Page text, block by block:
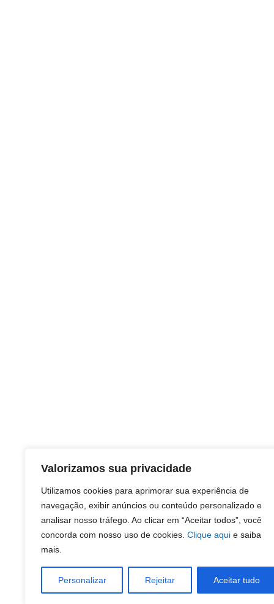
Valorizamos sua privacidade
Utilizamos cookies para aprimorar sua experiência de
navegação, exibir anúncios ou conteúdo personalizado e
analisar nosso tráfego. Ao clicar em “Aceitar todos”, você
concorda com nosso uso de cookies. Clique aqui e saiba
mais.
Personalizar Rejeitar Aceitar tudo